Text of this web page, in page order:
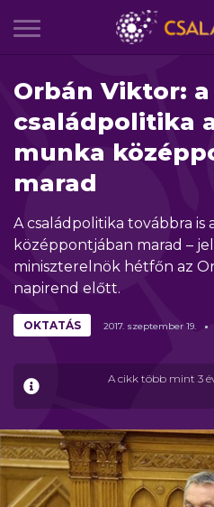
Orbán Viktor: a
családpolitika
munka
marad
A családpolitika továbbra
középpontjában marad –
miniszterelnök hétfőn az
napirend előtt.
A cikk több mint 3
OKTATÁS 2017. szeptember 19.